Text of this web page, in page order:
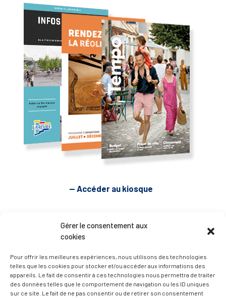
Gérer le consentement aux
cookies
Pour offrir les meilleures expériences, nous utilisons des technologies
telles que les cookies pour stocker et/ou accéder aux informations des
appareils. Le fait de consentir à ces technologies nous permettra de traiter
des données telles que le comportement de navigation ou les ID uniques
sur ce site. Le fait de ne pas consentir ou de retirer son consentement
— Accéder au kiosque
D’ART ET D’HISTOIRE